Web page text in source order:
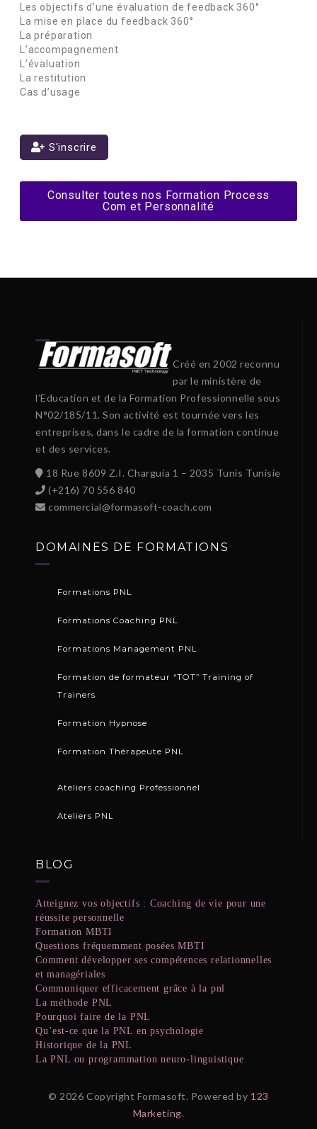
Les objectifs d’une évaluation de feedback 360°
La mise en place du feedback 360°
La préparation
L’accompagnement
L’évaluation
La restitution
Cas d’usage
S'inscrire
Consulter toutes nos Formation Process
Com et Personnalité
Créé en 2002 reconnu
par le ministère de
l’Education et de la Formation Professionnelle sous
N°02/185/11. Son activité est tournée vers les
entreprises, dans le cadre de la formation continue
et des services.
18 Rue 8609 Z.I. Charguia 1 – 2035 Tunis Tunisie
(+216) 70 556 840
commercial@formasoft-coach.com
DOMAINES DE FORMATIONS
Formations PNL
Formations Coaching PNL
Formations Management PNL
Formation de formateur “TOT” Training of
Trainers
Formation Hypnose
Formation Thérapeute PNL
Ateliers coaching Professionnel
Ateliers PNL
BLOG
Atteignez vos objectifs : Coaching de vie pour une
réussite personnelle
Formation MBTI
Questions fréquemment posées MBTI
Comment développer ses compétences relationnelles
et managériales
Communiquer efficacement grâce à la pnl
La méthode PNL
Pourquoi faire de la PNL
Qu’est-ce que la PNL en psychologie
Historique de la PNL
La PNL ou programmation neuro-linguistique
© 2026 Copyright Formasoft. Powered by 123
Marketing.